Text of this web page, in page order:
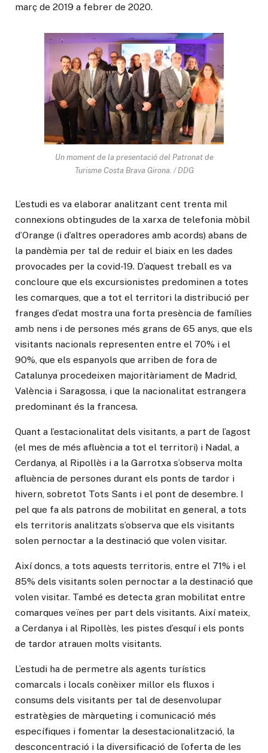
març de 2019 a febrer de 2020.
Un moment de la presentació del Patronat de
Turisme Costa Brava Girona. / DDG
L’estudi es va elaborar analitzant cent trenta mil
connexions obtingudes de la xarxa de telefonia mòbil
d’Orange (i d’altres operadores amb acords) abans de
la pandèmia per tal de reduir el biaix en les dades
provocades per la covid-19. D’aquest treball es va
concloure que els excursionistes predominen a totes
les comarques, que a tot el territori la distribució per
franges d’edat mostra una forta presència de famílies
amb nens i de persones més grans de 65 anys, que els
visitants nacionals representen entre el 70% i el
90%, que els espanyols que arriben de fora de
Catalunya procedeixen majoritàriament de Madrid,
València i Saragossa, i que la nacionalitat estrangera
predominant és la francesa.
Quant a l’estacionalitat dels visitants, a part de l’agost
(el mes de més afluència a tot el territori) i Nadal, a
Cerdanya, al Ripollès i a la Garrotxa s’observa molta
afluència de persones durant els ponts de tardor i
hivern, sobretot Tots Sants i el pont de desembre. I
pel que fa als patrons de mobilitat en general, a tots
els territoris analitzats s’observa que els visitants
solen pernoctar a la destinació que volen visitar.
Així doncs, a tots aquests territoris, entre el 71% i el
85% dels visitants solen pernoctar a la destinació que
volen visitar. També es detecta gran mobilitat entre
comarques veïnes per part dels visitants. Així mateix,
a Cerdanya i al Ripollès, les pistes d’esquí i els ponts
de tardor atrauen molts visitants.
L’estudi ha de permetre als agents turístics
comarcals i locals conèixer millor els fluxos i
consums dels visitants per tal de desenvolupar
estratègies de màrqueting i comunicació més
específiques i fomentar la desestacionalització, la
desconcentració i la diversificació de l’oferta de les